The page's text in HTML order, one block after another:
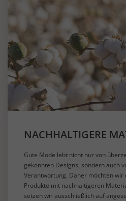
NACHHALTIGERE
Gute Mode lebt nicht nur von
gekonnten Designs, sondern auch
Verantwortung. Daher möchten wir
Produkte mit nachhaltigeren
setzen wir ausschließlich auf